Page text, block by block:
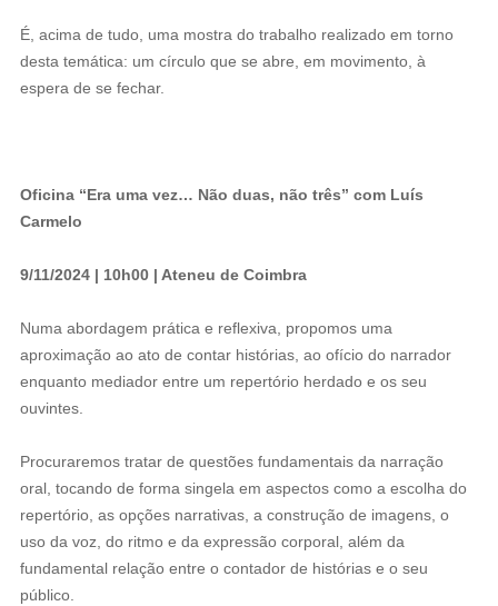
É, acima de tudo, uma mostra do trabalho realizado em torno
desta temática: um círculo que se abre, em movimento, à
espera de se fechar.
Oficina “Era uma vez… Não duas, não três” com Luís
Carmelo
9/11/2024 | 10h00 | Ateneu de Coimbra
Numa abordagem prática e reflexiva, propomos uma
aproximação ao ato de contar histórias, ao ofício do narrador
enquanto mediador entre um repertório herdado e os seu
ouvintes.
️Procuraremos tratar de questões fundamentais da narração
oral, tocando de forma singela em aspectos como a escolha do
repertório, as opções narrativas, a construção de imagens, o
uso da voz, do ritmo e da expressão corporal, além da
fundamental relação entre o contador de histórias e o seu
público.